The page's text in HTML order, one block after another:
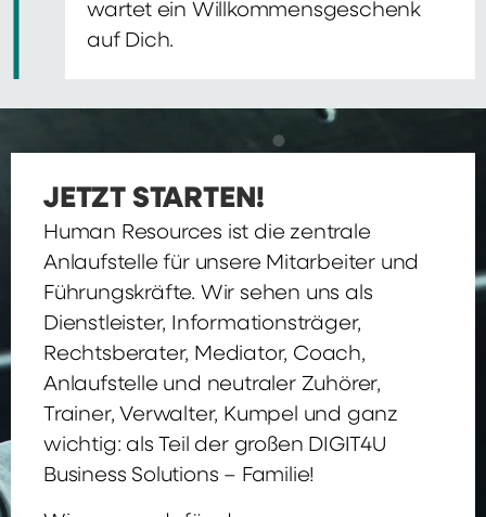
wartet ein Willkommensgeschenk
auf Dich.
JETZT STARTEN!
Human Resources ist die zentrale
Anlaufstelle für unsere Mitarbeiter und
Führungskräfte. Wir sehen uns als
Dienstleister, Informationsträger,
Rechtsberater, Mediator, Coach,
Anlaufstelle und neutraler Zuhörer,
Trainer, Verwalter, Kumpel und ganz
wichtig: als Teil der großen DIGIT4U
Business Solutions – Familie!